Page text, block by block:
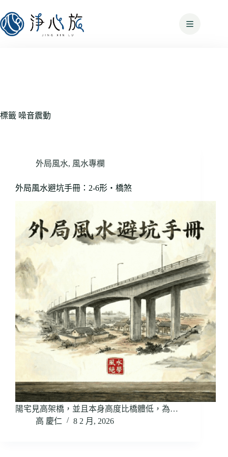
標籤 噪音震動
外局風水, 風水專欄
外局風水避坑手冊：2-6形・橋煞
陽宅見高架橋，並且本身高度比橋體低，為…
高 慶仁
8 2 月, 2026